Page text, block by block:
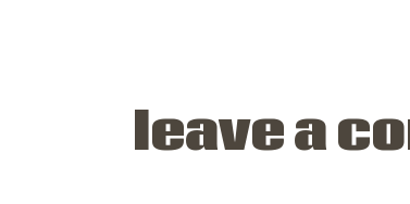
leave a